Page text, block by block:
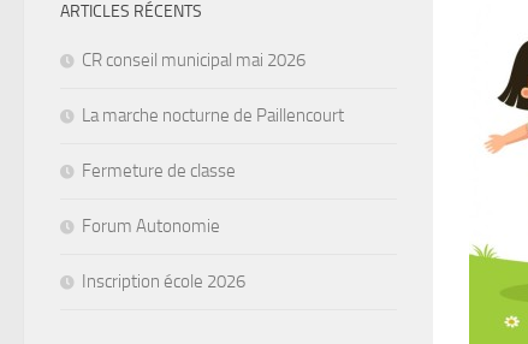
ARTICLES RÉCENTS
CR conseil municipal mai 2026
La marche nocturne de Paillencourt
Fermeture de classe
Forum Autonomie
Inscription école 2026